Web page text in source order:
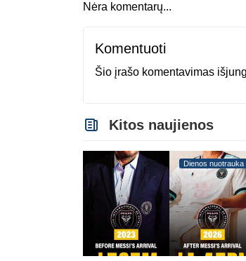
Nėra komentarų...
Komentuoti
Šio įrašo komentavimas
Kitos naujienos
Dienos nuotrauka